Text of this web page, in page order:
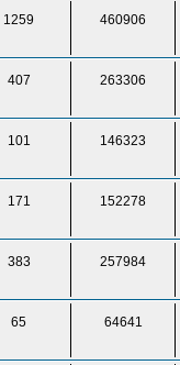
1259 460906
407 263306
101 146323
171 152278
383 257984
65 64641